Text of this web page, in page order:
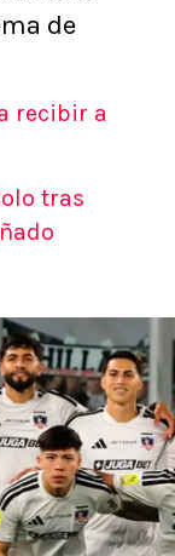
de
recibir a
tras